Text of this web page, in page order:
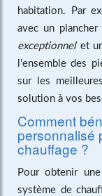
habitation. Par
avec un
exceptionnelet
l'ensemble des
sur les
solution à vos
Comment
personnalisé
chauffage ?
Pour obtenir
système de